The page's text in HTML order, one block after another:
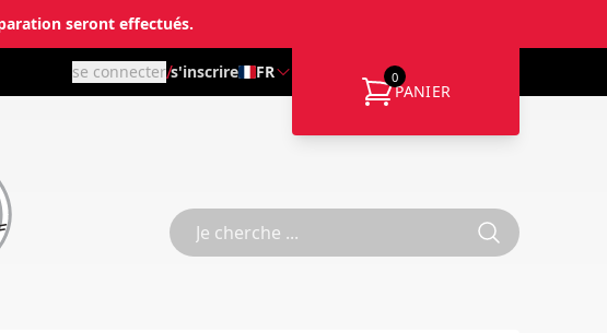
seront effectués.
se connecter/s'inscrire FR 0
PANIER